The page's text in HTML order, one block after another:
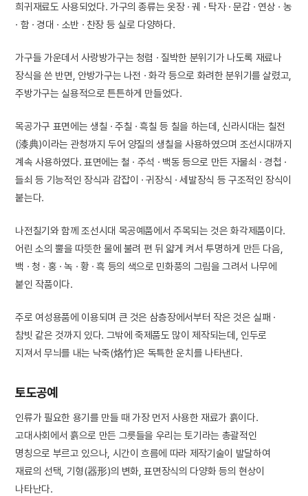
희귀재료도 사용되었다. 가구의 종류는 옷장 · 궤 · 탁자 · 문갑 · 연상 · 농
· 함 · 경대 · 소반 · 찬장 등 실로 다양하다.
가구들 가운데서 사랑방가구는 청렴 · 질박한 분위기가 나도록 재료나
장식을 쓴 반면, 안방가구는 나전 · 화각 등으로 화려한 분위기를 살렸고,
주방가구는 실용적으로 튼튼하게 만들었다.
목공가구 표면에는 생칠 · 주칠 · 흑칠 등 칠을 하는데, 신라시대는 칠전
(漆典)이라는 관청까지 두어 양질의 생칠을 사용하였으며 조선시대까지
계속 사용하였다. 표면에는 철 · 주석 · 백동 등으로 만든 자물쇠 · 경첩 ·
들쇠 등 기능적인 장식과 감잡이 · 귀장식 · 세발장식 등 구조적인 장식이
붙는다.
나전칠기와 함께 조선시대 목공예품에서 주목되는 것은 화각제품이다.
어린 소의 뿔을 따뜻한 물에 불려 편 뒤 얇게 켜서 투명하게 만든 다음,
백 · 청 · 홍 · 녹 · 황 · 흑 등의 색으로 민화풍의 그림을 그려서 나무에
붙인 작품이다.
주로 여성용품에 이용되며 큰 것은 삼층장에서부터 작은 것은 실패 ·
참빗 같은 것까지 있다. 그밖에 죽제품도 많이 제작되는데, 인두로
지져서 무늬를 내는 낙죽(烙竹)은 독특한 운치를 나타낸다.
토도공예
인류가 필요한 용기를 만들 때 가장 먼저 사용한 재료가 흙이다.
고대사회에서 흙으로 만든 그릇들을 우리는 토기라는 총괄적인
명칭으로 부르고 있으나, 시간이 흐름에 따라 제작기술이 발달하여
재료의 선택, 기형(器形)의 변화, 표면장식의 다양화 등의 현상이
나타난다.